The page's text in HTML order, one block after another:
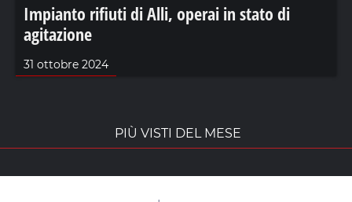
Impianto rifiuti di Alli, operai in stato di
agitazione
31 ottobre 2024
PIÙ VISTI DEL MESE